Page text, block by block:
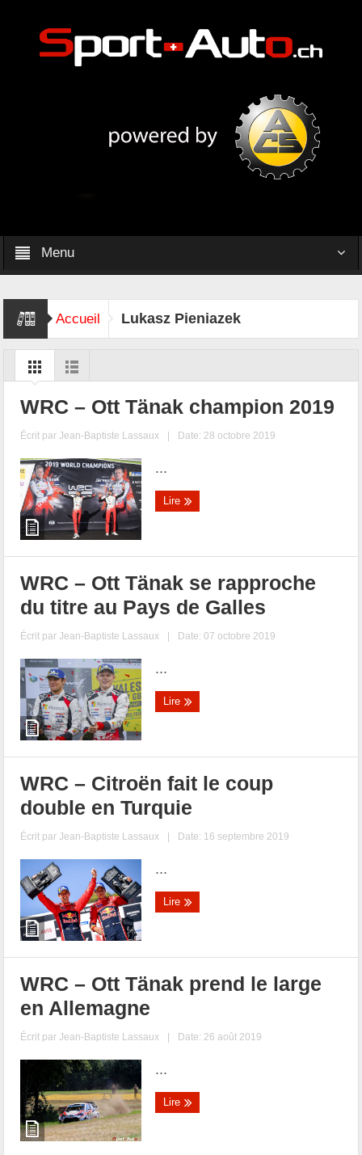
Menu
Accueil Lukasz Pieniazek
WRC – Ott Tänak champion 2019
Écrit parJean-Baptiste Lassaux | Date: 28 octobre 2019
...
Lire
WRC – Ott Tänak se rapproche
du titre au Pays de Galles
Écrit parJean-Baptiste Lassaux | Date: 07 octobre 2019
...
Lire
WRC – Citroën fait le coup
double en Turquie
Écrit parJean-Baptiste Lassaux | Date: 16 septembre 2019
...
Lire
WRC – Ott Tänak prend le large
en Allemagne
Écrit parJean-Baptiste Lassaux | Date: 26 août 2019
...
Lire